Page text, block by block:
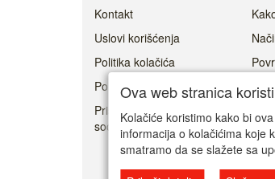
Kontakt
Uslovi korišćenja
Politika kolačića
Politika privatnosti
Prisoner's Dilemma -
social game
Ova web stranica
Kolačiće koristimo kako bi
informacija o kolačićima koje
smatramo da se slažete sa